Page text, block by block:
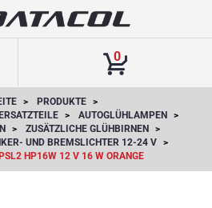
0
PRODUKTE
AUTOGLÜHLAMPEN
ZUSÄTZLICHE GLÜHBIRNEN
UND BREMSLICHTER 12-24 V
HP16W 12 V 16 W ORANGE